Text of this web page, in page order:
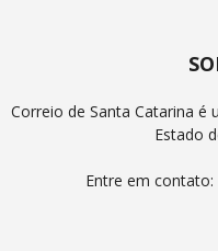
Correio de Santa Catarina
Estado
Entre em contato: